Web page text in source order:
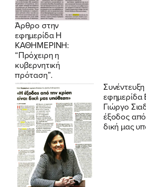
Άρθρο στην
εφημερίδα Η
ΚΑΘΗΜΕΡΙΝΗ:
“Πρόχειρη η
κυβερνητική
πρόταση”.
εφημερίδα
Γιώργο
έξοδος από
δική μας